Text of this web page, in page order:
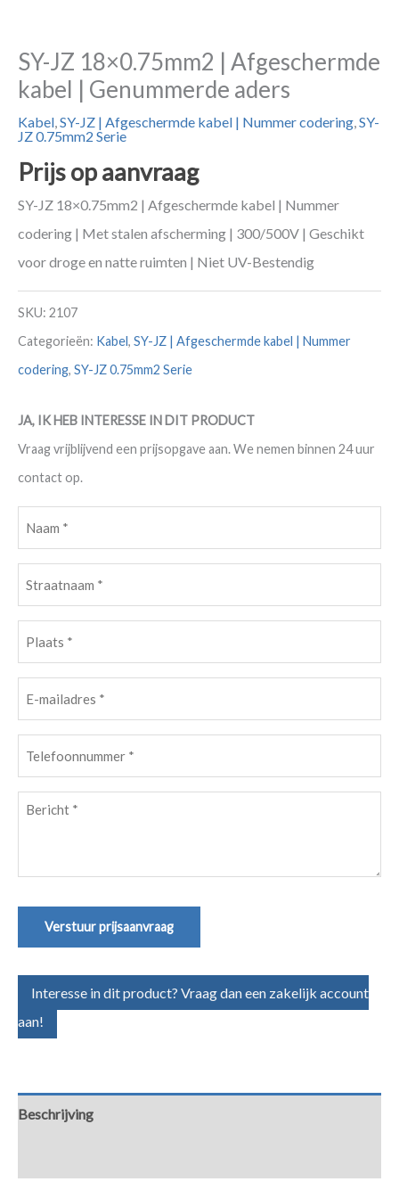
SY-JZ 18×0.75mm2 | Afgeschermde
kabel | Genummerde aders
Kabel,SY-JZ | Afgeschermde kabel | Nummer codering,SY-
JZ 0.75mm2 Serie
Prijs op aanvraag
SY-JZ 18×0.75mm2 | Afgeschermde kabel | Nummer
codering | Met stalen afscherming | 300/500V | Geschikt
voor droge en natte ruimten | Niet UV-Bestendig
SKU: 2107
Categorieën: Kabel, SY-JZ | Afgeschermde kabel | Nummer
codering, SY-JZ 0.75mm2 Serie
JA, IK HEB INTERESSE IN DIT PRODUCT
Vraag vrijblijvend een prijsopgave aan. We nemen binnen 24 uur
contact op.
(Vereist)
(Vereist)
(Vereist)
mailadres(Vereist)
(Vereist)
Bericht(Vereist)
Verstuur prijsaanvraag
Interesse in dit product? Vraag dan een zakelijk account
aan!
Beschrijving